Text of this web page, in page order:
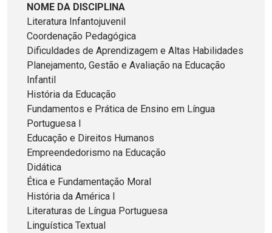
NOME DA DISCIPLINA
Literatura Infantojuvenil
Coordenação Pedagógica
Dificuldades de Aprendizagem e Altas Habilidades
Planejamento, Gestão e Avaliação na Educação
Infantil
História da Educação
Fundamentos e Prática de Ensino em Língua
Portuguesa I
Educação e Direitos Humanos
Empreendedorismo na Educação
Didática
Ética e Fundamentação Moral
História da América I
Literaturas de Língua Portuguesa
Linguística Textual